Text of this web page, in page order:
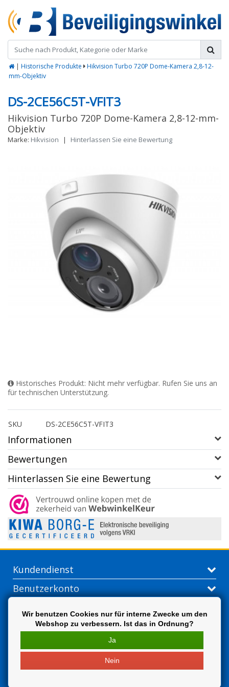
| Historische Produkte
Hikvision Turbo 720P Dome-Kamera 2,8-12-
mm-Objektiv
DS-2CE56C5T-VFIT3
Hikvision Turbo 720P Dome-Kamera 2,8-12-mm-
Objektiv
Marke: Hikvision | Hinterlassen Sie eine Bewertung
Historisches Produkt: Nicht mehr verfügbar. Rufen Sie uns an
für technischen Unterstützung.
SKU DS-2CE56C5T-VFIT3
Informationen
Bewertungen
Hinterlassen Sie eine Bewertung
Kundendienst
Benutzerkonto
Extra
Wir benutzen Cookies nur für interne Zwecke um den
Webshop zu verbessern. Ist das in Ordnung?
Ja
Nein